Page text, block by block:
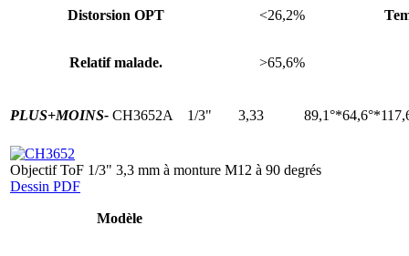
Distorsion OPT <26,2%
Relatif malade. >65,6%
PLUS+MOINS- CH3652A 1/3" 3,33
Objectif ToF 1/3" 3,3 mm à monture M12 à 90 degrés
Dessin PDF
Modèle